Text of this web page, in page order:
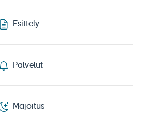
Esittely
Palvelut
Majoitus